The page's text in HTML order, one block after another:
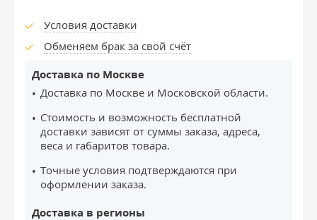
Условия доставки
Обменяем брак за свой счёт
Доставка по Москве
Доставка по Москве и Московской области.
Стоимость и возможность бесплатной
доставки зависят от суммы заказа, адреса,
веса и габаритов товара.
Точные условия подтверждаются при
оформлении заказа.
Доставка в регионы